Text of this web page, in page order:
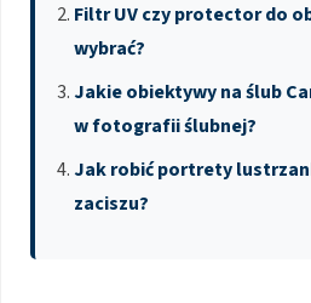
Filtr UV czy protector do
wybrać?
Jakie obiektywy na ślub
w fotografii ślubnej?
Jak robić portrety
zaciszu?